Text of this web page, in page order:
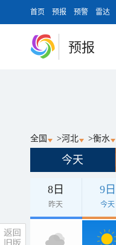
首页 预报 预警 雷达
预报
全国 >河北 >衡水
今天
8日
昨天
9日
今天